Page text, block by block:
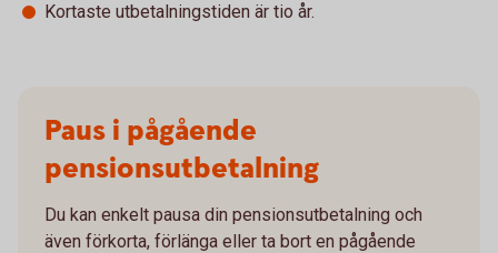
Kortaste utbetalningstiden är tio år.
Paus i pågående
pensionsutbetalning
Du kan enkelt pausa din pensionsutbetalning och
även förkorta, förlänga eller ta bort en pågående